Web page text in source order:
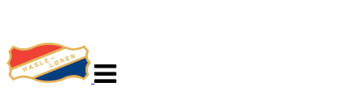
navigasjon